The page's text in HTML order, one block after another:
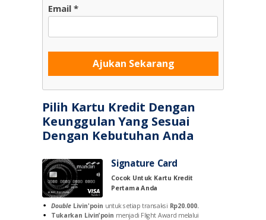
Pilih Kartu Kredit Dengan
Keunggulan Yang Sesuai
Dengan Kebutuhan Anda
Signature Card
Cocok Untuk Kartu Kredit
Pertama Anda
Double Livin'poin untuk setiap transaksi Rp20.000.
Tukarkan Livin’poin menjadi Flight Award melalui
Email *
Ajukan Sekarang